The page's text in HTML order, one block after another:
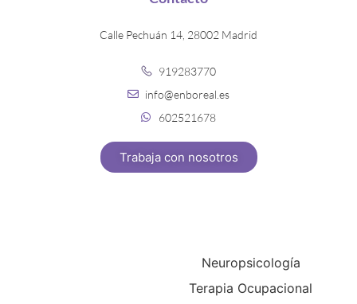
Neuropsicología
Terapia Ocupacional
Calle Pechuán 14, 28002 Madrid
919283770
info@enboreal.es
602521678
Trabaja con nosotros